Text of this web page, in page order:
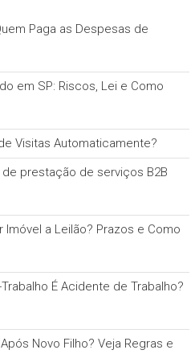
Paga as Despesas de
em SP: Riscos, Lei e Como
Visitas Automaticamente?
prestação de serviços B2B
Imóvel a Leilão? Prazos e Como
É Acidente de Trabalho?
Novo Filho? Veja Regras e